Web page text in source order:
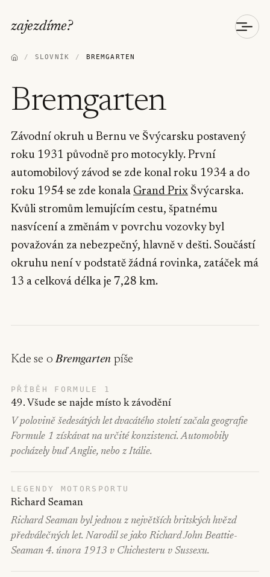
zajezdíme?
/ SLOVNÍK / BREMGARTEN
Bremgarten
Závodní okruh u Bernu ve Švýcarsku postavený
roku 1931 původně pro motocykly. První
automobilový závod se zde konal roku 1934 a do
roku 1954 se zde konala Grand Prix Švýcarska.
Kvůli stromům lemujícím cestu, špatnému
nasvícení a změnám v povrchu vozovky byl
považován za nebezpečný, hlavně v dešti. Součástí
okruhu není v podstatě žádná rovinka, zatáček má
13 a celková délka je 7,28 km.
Kde se oBremgarten píše
PŘÍBĚH FORMULE 1
49. Všude se najde místo k závodění
V polovině šedesátých let dvacátého století začala geografie
Formule 1 získávat na určité konzistenci. Automobily
pocházely buď Anglie, nebo z Itálie.
LEGENDY MOTORSPORTU
Richard Seaman
Richard Seaman byl jednou z největších britských hvězd
předválečných let. Narodil se jako Richard John Beattie-
Seaman 4. února 1913 v Chichesteru v Sussexu.